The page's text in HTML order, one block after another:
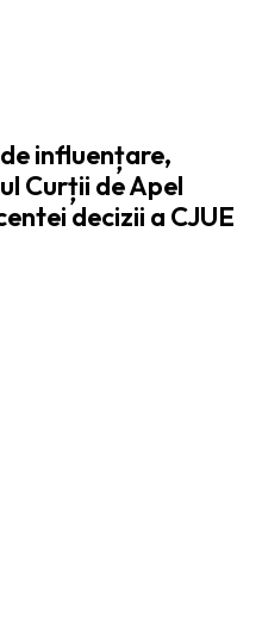
influențare,
Curții de Apel
decizii a CJUE